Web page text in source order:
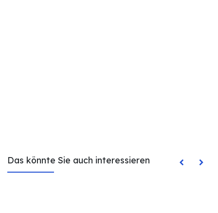
Das könnte Sie auch interessieren